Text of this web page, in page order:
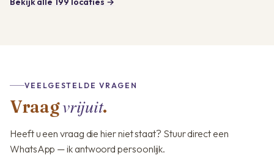
VEELGESTELDE VRAGEN
Vraagvrijuit.
Heeft u een vraag die hier niet staat? Stuur direct een
WhatsApp — ik antwoord persoonlijk.